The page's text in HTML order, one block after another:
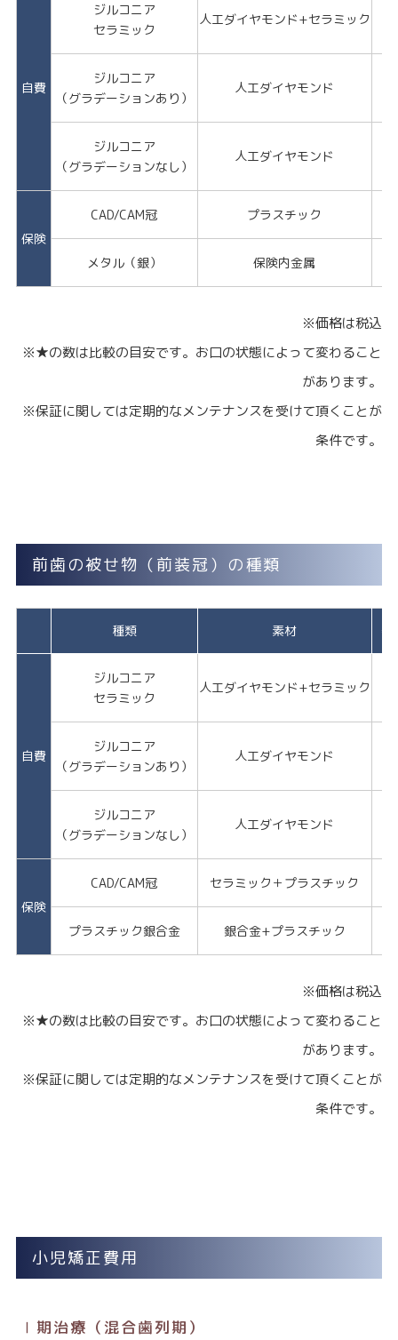
自費
ジルコニア
セラミック
人工ダイヤモンド+セラミック
ジルコニア
（グラデーションあり）
人工ダイヤモンド
ジルコニア
（グラデーションなし）
人工ダイヤモンド
保険
CAD/CAM冠 プラスチック
メタル（銀） 保険内金属
※価格は税込
※★の数は比較の目安です。お口の状態によって変わること
があります。
※保証に関しては定期的なメンテナンスを受けて頂くことが
条件です。
前歯の被せ物（前装冠）の種類
種類 素材
自費
ジルコニア
セラミック
人工ダイヤモンド+セラミック
ジルコニア
（グラデーションあり）
人工ダイヤモンド
ジルコニア
（グラデーションなし）
人工ダイヤモンド
保険
CAD/CAM冠 セラミック＋プラスチック
プラスチック銀合金 銀合金+プラスチック
※価格は税込
※★の数は比較の目安です。お口の状態によって変わること
があります。
※保証に関しては定期的なメンテナンスを受けて頂くことが
条件です。
小児矯正費用
Ⅰ期治療（混合歯列期）